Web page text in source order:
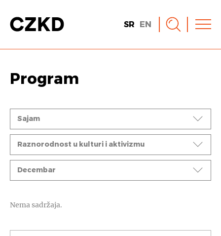
SR EN
Program
Događaji
Sajam
Ciklusi
Raznorodnost u kulturi i aktivizmu
Mesec
Decembar
Nema sadržaja.